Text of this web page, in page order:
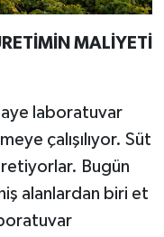
MALİYETİ
laboratuvar
çalışılıyor. Süt
Bugün
alanlardan biri et